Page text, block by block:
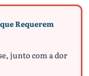
Requerem
junto com a dor